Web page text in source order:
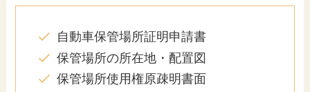
自動車保管場所証明申請書
保管場所の所在地・配置図
保管場所使用権原疎明書面